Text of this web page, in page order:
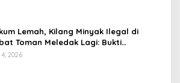
Lemah, Kilang Minyak Ilegal di
Toman Meledak Lagi: Bukti
Polda Sumsel Hanya ‘Lip
2026